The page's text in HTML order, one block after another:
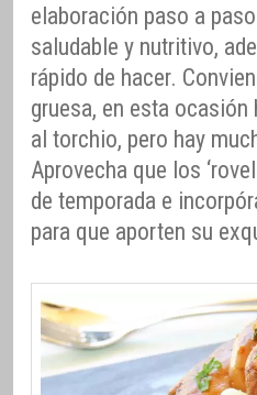
elaboración paso a
saludable y nutritivo,
rápido de hacer.
gruesa, en esta
al torchio, pero hay
Aprovecha que los
de temporada e
para que aporten su